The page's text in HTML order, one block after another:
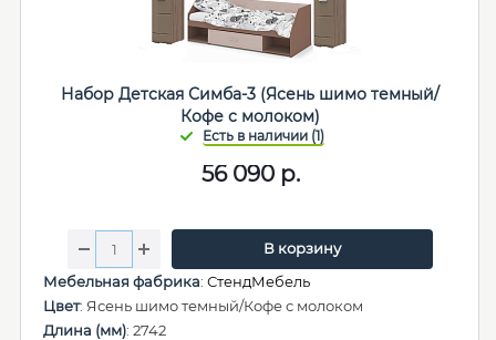
Набор Детская Симба-3 (Ясень шимо темный/
Кофе с молоком)
56 090р.
В корзину
Мебельная фабрика: СтендМебель
Цвет: Ясень шимо темный/Кофе с молоком
Длина (мм): 2742